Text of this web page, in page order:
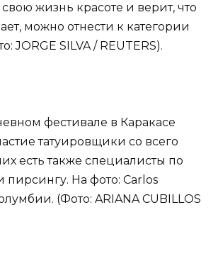
жизнь красоте и верит, что
можно отнести к категории
JORGE SILVA / REUTERS).
фестивале в Каракасе
татуировщики со всего
есть также специалисты по
пирсингу. На фото: Carlos
(Фото: ARIANA CUBILLOS